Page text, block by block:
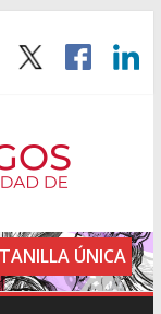
ÚNICA